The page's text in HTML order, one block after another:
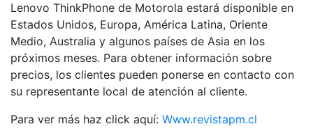
Lenovo ThinkPhone de Motorola estará disponible en
Estados Unidos, Europa, América Latina, Oriente
Medio, Australia y algunos países de Asia en los
próximos meses. Para obtener información sobre
precios, los clientes pueden ponerse en contacto con
su representante local de atención al cliente.
Para ver más haz click aquí: Www.revistapm.cl